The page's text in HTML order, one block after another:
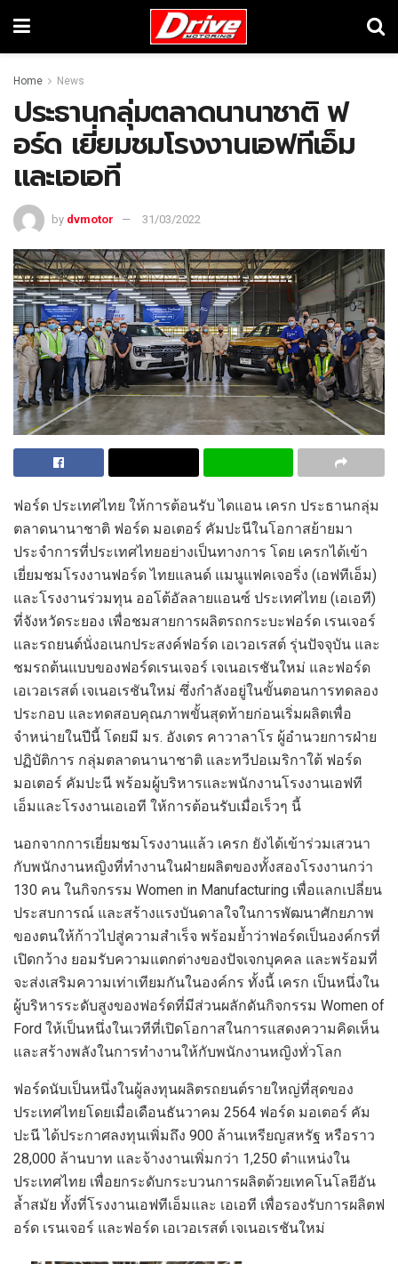
Home News
ประธานกลุ่มตลาดนานาชาติ ฟ
อร์ด เยี่ยมชมโรงงานเอฟทีเอ็ม
และเอเอที
by dvmotor 31/03/2022
ฟอร์ด ประเทศไทย ให้การต้อนรับ ไดแอน เครก ประธานกลุ่ม
ตลาดนานาชาติ ฟอร์ด มอเตอร์ คัมปะนีในโอกาสย้ายมา
ประจำการที่ประเทศไทยอย่างเป็นทางการ โดย เครกได้เข้า
เยี่ยมชมโรงงานฟอร์ดไทยแลนด์ แมนูแฟคเจอริ่ง (เอฟทีเอ็ม)
และโรงงานร่วมทุน ออโต้อัลลายแอนซ์ ประเทศไทย (เอเอที)
ที่จังหวัดระยอง เพื่อชมสายการผลิตรถกระบะฟอร์ด เรนเจอร์
และรถยนต์นั่งอเนกประสงค์ฟอร์ด เอเวอเรสต์ รุ่นปัจจุบัน และ
ชมรถต้นแบบของฟอร์ดเรนเจอร์ เจเนอเรชันใหม่ และฟอร์ด
เอเวอเรสต์ เจเนอเรชันใหม่ ซึ่งกำลังอยู่ในขั้นตอนการทดลอง
ประกอบ และทดสอบคุณภาพขั้นสุดท้ายก่อนเริ่มผลิตเพื่อ
จำหน่ายในปีนี้ โดยมี มร. อังเดร คาวาลาโร ผู้อำนวยการฝ่าย
ปฏิบัติการ กลุ่มตลาดนานาชาติ และทวีปอเมริกาใต้ ฟอร์ด
มอเตอร์ คัมปะนี พร้อมผู้บริหารและพนักงานโรงงานเอฟที
เอ็มและโรงงานเอเอที ให้การต้อนรับเมื่อเร็วๆ นี้
นอกจากการเยี่ยมชมโรงงานแล้ว เครก ยังได้เข้าร่วมเสวนา
กับพนักงานหญิงที่ทำงานในฝ่ายผลิตของทั้งสองโรงงานกว่า
130 คน ในกิจกรรม Women in Manufacturing เพื่อแลกเปลี่ยน
ประสบการณ์ และสร้างแรงบันดาลใจในการพัฒนาศักยภาพ
ของตนให้ก้าวไปสู่ความสำเร็จ พร้อมย้ำว่าฟอร์ดเป็นองค์กรที่
เปิดกว้าง ยอมรับความแตกต่างของปัจเจกบุคคล และพร้อมที่
จะส่งเสริมความเท่าเทียมกันในองค์กร ทั้งนี้ เครก เป็นหนึ่งใน
ผู้บริหารระดับสูงของฟอร์ดที่มีส่วนผลักดันกิจกรรม Women of
Ford ให้เป็นหนึ่งในเวทีที่เปิดโอกาสในการแสดงความคิดเห็น
และสร้างพลังในการทำงานให้กับพนักงานหญิงทั่วโลก
ฟอร์ดนับเป็นหนึ่งในผู้ลงทุนผลิตรถยนต์รายใหญ่ที่สุดของ
ประเทศไทยโดยเมื่อเดือนธันวาคม 2564 ฟอร์ด มอเตอร์ คัม
ปะนี ได้ประกาศลงทุนเพิ่มถึง 900 ล้านเหรียญสหรัฐ หรือราว
28,000 ล้านบาท และจ้างงานเพิ่มกว่า 1,250 ตำแหน่งใน
ประเทศไทย เพื่อยกระดับกระบวนการผลิตด้วยเทคโนโลยีอัน
ล้ำสมัย ทั้งที่โรงงานเอฟทีเอ็มและ เอเอที เพื่อรองรับการผลิตฟ
อร์ด เรนเจอร์ และฟอร์ด เอเวอเรสต์ เจเนอเรชันใหม่